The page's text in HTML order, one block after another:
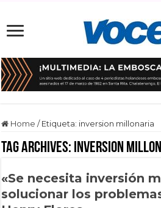
Home / Etiqueta: inversion millonaria
Tag Archives: inversion
«Se necesita inversión
solucionar los